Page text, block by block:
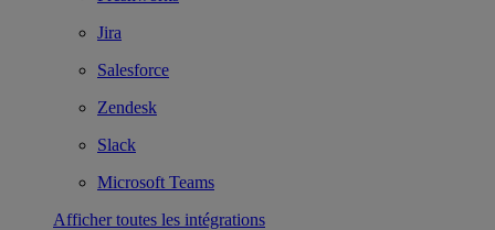
Jira
Salesforce
Zendesk
Slack
Microsoft Teams
Afficher toutes les intégrations